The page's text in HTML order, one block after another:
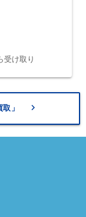
受け取り
」 keyboard_arrow_right